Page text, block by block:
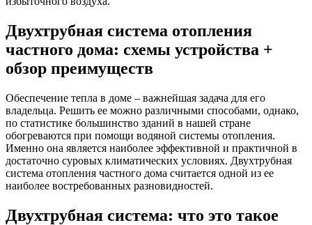
Двухтрубная система отопления
частного дома: схемы устройства +
обзор преимуществ
Обеспечение тепла в доме – важнейшая задача для его
владельца. Решить ее можно различными способами, однако,
по статистике большинство зданий в нашей стране
обогреваются при помощи водяной системы отопления.
Именно она является наиболее эффективной и практичной в
достаточно суровых климатических условиях. Двухтрубная
система отопления частного дома считается одной из ее
наиболее востребованных разновидностей.
Двухтрубная система: что это такое